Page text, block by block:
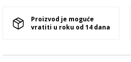
Proizvod je moguće
vratiti u roku od 14 dana